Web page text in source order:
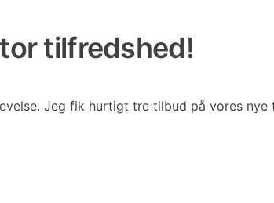
tilfredshed!
Jeg fik hurtigt tre tilbud på vores nye